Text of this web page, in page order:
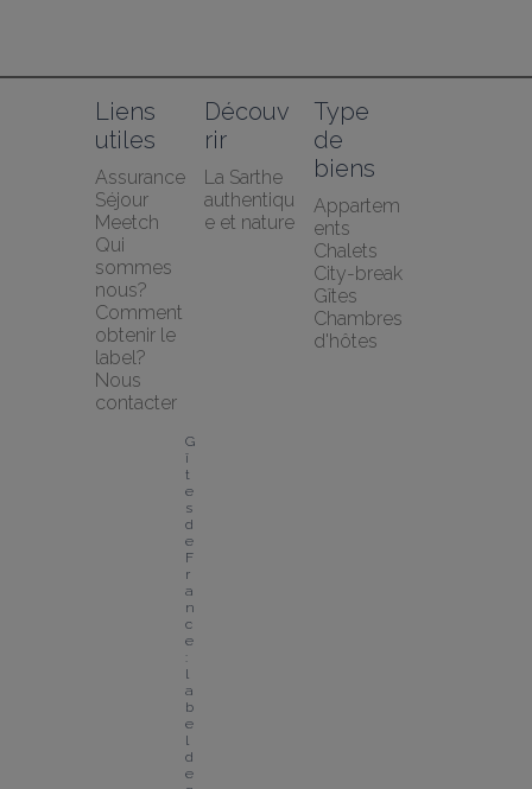
Liens
utiles
Assurance
Séjour
Meetch
Qui
sommes
nous?
Comment
obtenir le
label?
Nous
contacter
Découv
rir
La Sarthe
authentiqu
e et nature
Type
de
biens
Appartem
ents
Chalets
City-break
Gîtes
Chambres
d'hôtes
G
î
t
e
s
d
e
F
r
a
n
c
e
:
l
a
b
e
l
d
e